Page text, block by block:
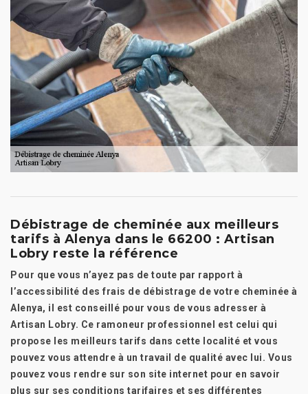
Débistrage de cheminée aux meilleurs
tarifs à Alenya dans le 66200 : Artisan
Lobry reste la référence
Pour que vous n’ayez pas de toute par rapport à
l’accessibilité des frais de débistrage de votre cheminée à
Alenya, il est conseillé pour vous de vous adresser à
Artisan Lobry. Ce ramoneur professionnel est celui qui
propose les meilleurs tarifs dans cette localité et vous
pouvez vous attendre à un travail de qualité avec lui. Vous
pouvez vous rendre sur son site internet pour en savoir
plus sur ses conditions tarifaires et ses différentes